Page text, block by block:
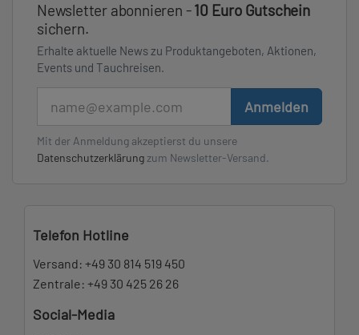
Newsletter abonnieren -10 Euro Gutschein
sichern.
Erhalte aktuelle News zu Produktangeboten, Aktionen,
Events und Tauchreisen.
Anmelden
Mit der Anmeldung akzeptierst du unsere
Datenschutzerklärung zum Newsletter-Versand.
Telefon Hotline
Versand: +49 30 814 519 450
Zentrale: +49 30 425 26 26
Social-Media